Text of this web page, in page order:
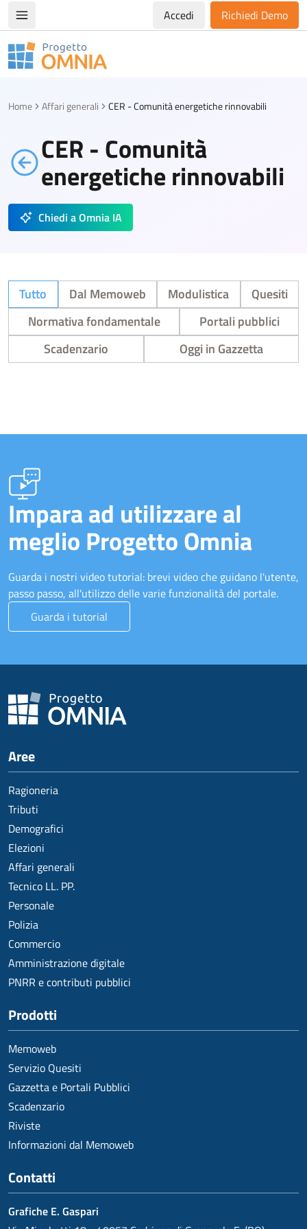
Apri/chiudi menù di navigazioneAccedi Richiedi Demo
Progetto Omnia
Home Affari generali CER - Comunità energetiche rinnovabili
CER - Comunità
energetiche rinnovabili
Chiedi a Omnia IA
Tutto Dal Memoweb Modulistica
Quesiti
Normativa fondamentale
Portali pubblici
Scadenzario
Oggi in Gazzetta
Impara ad utilizzare al
meglio Progetto Omnia
Guarda i nostri video tutorial: brevi video che guidano l'utente,
passo passo, all'utilizzo delle varie funzionalità del portale.
Guarda i tutorial
Aree
Ragioneria
Tributi
Demografici
Elezioni
Affari generali
Tecnico LL. PP.
Personale
Polizia
Commercio
Amministrazione digitale
PNRR e contributi pubblici
Prodotti
Memoweb
Servizio Quesiti
Gazzetta e Portali Pubblici
Scadenzario
Riviste
Informazioni dal Memoweb
Contatti
Grafiche E. Gaspari